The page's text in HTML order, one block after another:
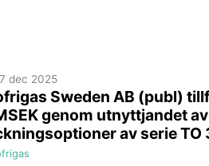
dec 2025
Sweden AB (publ)
genom utnyttjandet av
av serie TO